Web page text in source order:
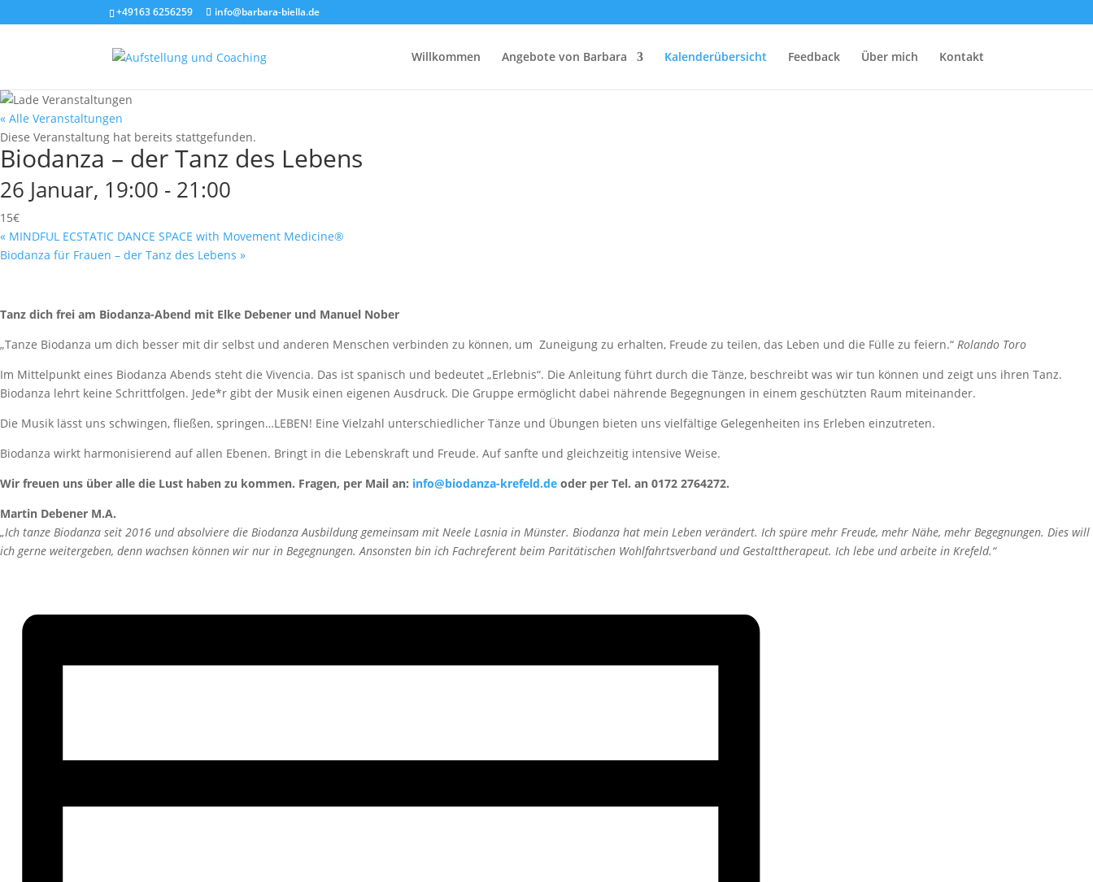
+49163 6256259 info@barbara-biella.de
Willkommen Angebote von Barbara Kalenderübersicht Feedback Über mich Kontakt
« Alle Veranstaltungen
Diese Veranstaltung hat bereits stattgefunden.
Biodanza – der Tanz des Lebens
26 Januar, 19:00 - 21:00
15€
« MINDFUL ECSTATIC DANCE SPACE with Movement Medicine®
Biodanza für Frauen – der Tanz des Lebens »
Tanz dich frei am Biodanza-Abend mit Elke Debener und Manuel Nober
„Tanze Biodanza um dich besser mit dir selbst und anderen Menschen verbinden zu können, um Zuneigung zu erhalten, Freude zu teilen, das Leben und die Fülle zu feiern.“ Rolando Toro
Im Mittelpunkt eines Biodanza Abends steht die Vivencia. Das ist spanisch und bedeutet „Erlebnis“. Die Anleitung führt durch die Tänze, beschreibt was wir tun können und zeigt uns ihren Tanz.
Biodanza lehrt keine Schrittfolgen. Jede*r gibt der Musik einen eigenen Ausdruck. Die Gruppe ermöglicht dabei nährende Begegnungen in einem geschützten Raum miteinander.
Die Musik lässt uns schwingen, fließen, springen…LEBEN! Eine Vielzahl unterschiedlicher Tänze und Übungen bieten uns vielfältige Gelegenheiten ins Erleben einzutreten.
Biodanza wirkt harmonisierend auf allen Ebenen. Bringt in die Lebenskraft und Freude. Auf sanfte und gleichzeitig intensive Weise.
Wir freuen uns über alle die Lust haben zu kommen. Fragen, per Mail an: info@biodanza-krefeld.de oder per Tel. an 0172 2764272.
Martin Debener M.A.
„Ich tanze Biodanza seit 2016 und absolviere die Biodanza Ausbildung gemeinsam mit Neele Lasnia in Münster. Biodanza hat mein Leben verändert. Ich spüre mehr Freude, mehr Nähe, mehr Begegnungen. Dies will
ich gerne weitergeben, denn wachsen können wir nur in Begegnungen. Ansonsten bin ich Fachreferent beim Paritätischen Wohlfahrtsverband und Gestalttherapeut. Ich lebe und arbeite in Krefeld.“